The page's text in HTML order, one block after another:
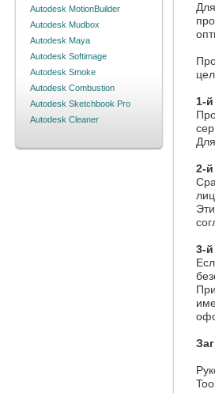
Autodesk MotionBuilder
Autodesk Mudbox
Autodesk Maya
Autodesk Softimage
Autodesk Smoke
Autodesk Combustion
Autodesk Sketchbook Pro
Autodesk Cleaner
1-
2-й
3-й